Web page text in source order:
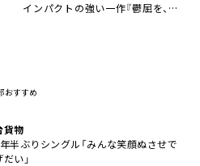
インパクトの強い一作『鬱屈を、
おすすめ
貨物
半ぶりシングル「みんな笑顔ぬさせで
い」